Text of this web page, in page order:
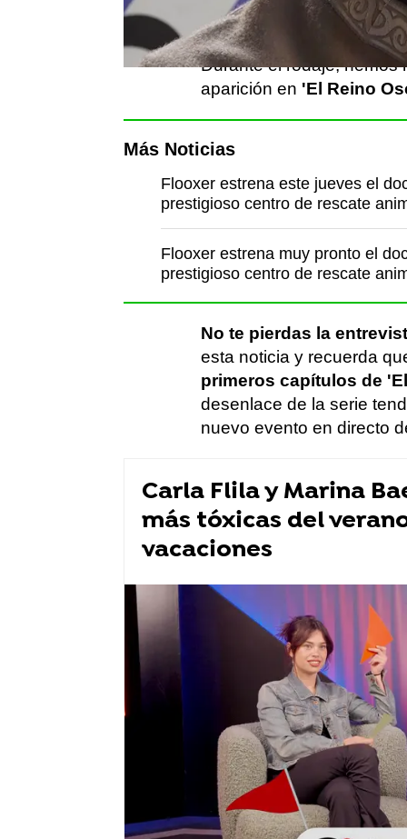
referente en el terreno del
Durante el rodaje, hemos
aparición en 'El Reino
Más Noticias
Flooxer estrena este jueves el
prestigioso centro de rescate
Flooxer estrena muy pronto el
prestigioso centro de rescate
No te pierdas la
esta noticia y recuerda
primeros capítulos de
desenlace de la serie
nuevo evento en directo
Carla Flila y Marina
más tóxicas del
vacaciones
Flooxer Now » Formatos » Rabia